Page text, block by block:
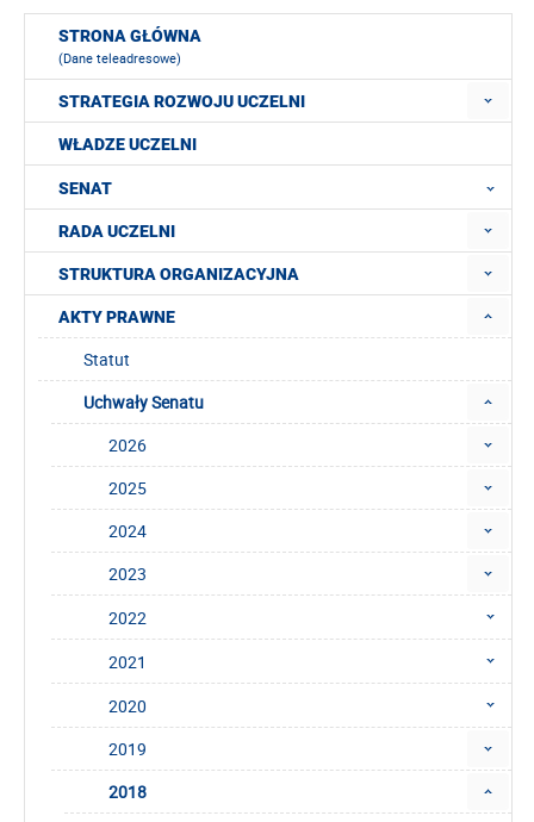
STRONA GŁÓWNA
(Dane teleadresowe)
STRATEGIA ROZWOJU UCZELNI
WŁADZE UCZELNI
SENAT
RADA UCZELNI
STRUKTURA ORGANIZACYJNA
AKTY PRAWNE
Statut
Uchwały Senatu
2026
2025
2024
2023
2022
2021
2020
2019
2018